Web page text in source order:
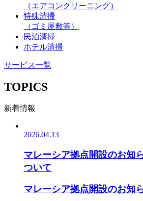
（エアコンクリーニング）
特殊清掃
（ゴミ屋敷等）
民泊清掃
ホテル清掃
サービス一覧
TOPICS
新着情報
2026.04.13
マレーシア拠点開設のお知
ついて
マレーシア拠点開設のお知